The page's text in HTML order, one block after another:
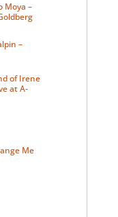
Moya –
–
of Irene
at A-
Me